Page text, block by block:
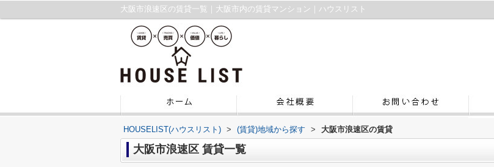
大阪市浪速区の賃貸一覧｜大阪市内の賃貸マンション｜ハウスリスト
HOUSELIST(ハウスリスト) > (賃貸)地域から探す > 大阪市浪速区の賃貸
大阪市浪速区 賃貸一覧